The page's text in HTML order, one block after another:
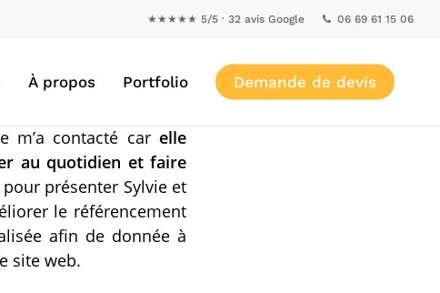
★★★★★ 5/5 · 32 avis Google 06 69 61 15 06
À propos Portfolio Demande de devis
m’a contacté car elle
au quotidien et faire
présenter Sylvie et
le référencement
afin de donnée à
site web.